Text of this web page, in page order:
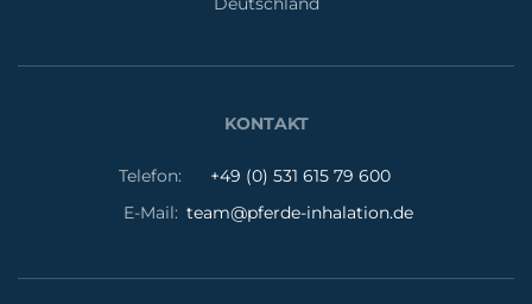
KONTAKT
Telefon:
+49 (0) 531 615 79 600
E-Mail: team@pferde-inhalation.de